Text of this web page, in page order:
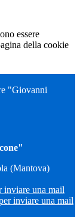
essere
della cookie
"Giovanni
(Mantova)
inviare una mail
inviare una mail